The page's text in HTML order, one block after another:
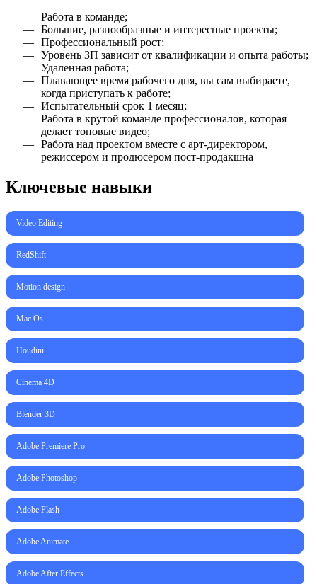
Работа в команде;
Большие, разнообразные и интересные проекты;
Профессиональный рост;
Уровень ЗП зависит от квалификации и опыта работы;
Удаленная работа;
Плавающее время рабочего дня, вы сам выбираете,
когда приступать к работе;
Испытательный срок 1 месяц;
Работа в крутой команде профессионалов, которая
делает топовые видео;
Работа над проектом вместе с арт-директором,
режиссером и продюсером пост-продакшна
Ключевые навыки
Video Editing
RedShift
Motion design
Mac Os
Houdini
Cinema 4D
Blender 3D
Adobe Premiere Pro
Adobe Photoshop
Adobe Flash
Adobe Animate
Adobe After Effects